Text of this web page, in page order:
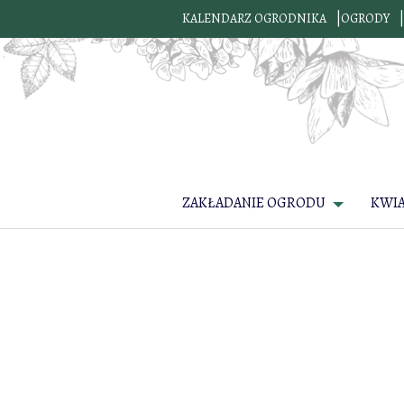
KALENDARZ OGRODNIKA OGRODY
ZAKŁADANIE OGRODU